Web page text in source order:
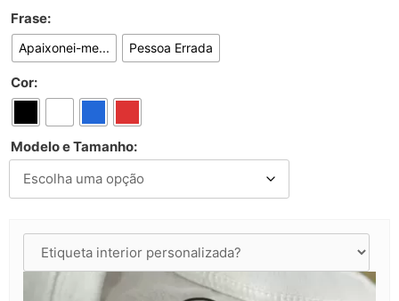
Frase:
Apaixonei-me... Pessoa Errada
Cor:
Modelo e Tamanho: